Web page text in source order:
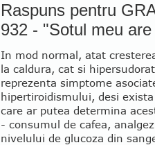
Raspuns pentru
932 - "Sotul meu
In mod normal, atat
la caldura, cat si
reprezenta simptome
hipertiroidismului, desi
care ar putea determina
- consumul de cafea,
nivelului de glucoza din